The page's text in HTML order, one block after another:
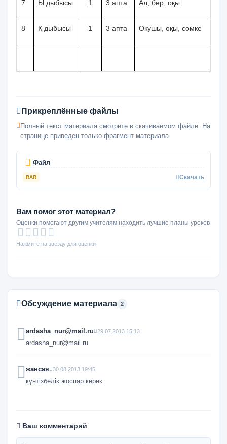
7 Ы дыбысы 1 3 апта Ал, бер, оқы
8 Қ дыбысы 1 3 апта Оқушы, оқы, сөмке
Прикреплённые файлы
Полный текст материала смотрите в скачиваемом файле. На
странице приведен только фрагмент материала.
Файл
RAR Скачать
Вам помог этот материал?
Оценки помогают другим учителям находить лучшие планы уроков
Нажмите на звезду для оценки
Обсуждение материала 2
ardasha_nur@mail.ru 29.07.2013 15:13
ardasha_nur@mail.ru
жансая 30.08.2013 19:45
күнтізбелік жоспар керек
Ваш комментарий